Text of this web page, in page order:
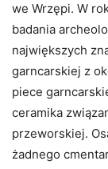
we Wrzępi. W
badania
największych
garncarskiej z
piece
ceramika
przeworskiej.
żadnego